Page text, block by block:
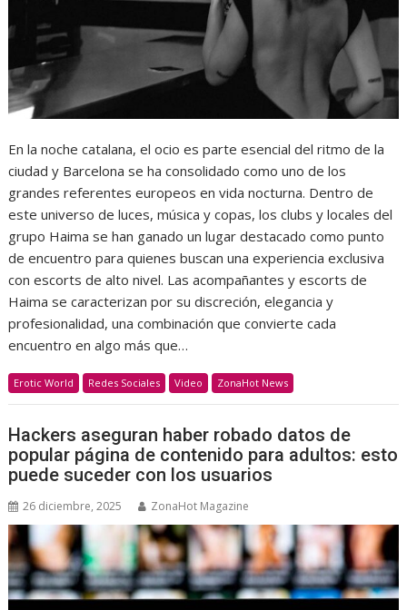
En la noche catalana, el ocio es parte esencial del ritmo de la
ciudad y Barcelona se ha consolidado como uno de los
grandes referentes europeos en vida nocturna. Dentro de
este universo de luces, música y copas, los clubs y locales del
grupo Haima se han ganado un lugar destacado como punto
de encuentro para quienes buscan una experiencia exclusiva
con escorts de alto nivel. Las acompañantes y escorts de
Haima se caracterizan por su discreción, elegancia y
profesionalidad, una combinación que convierte cada
encuentro en algo más que…
Erotic World Redes Sociales Video ZonaHot News
Hackers aseguran haber robado datos de
popular página de contenido para adultos: esto
puede suceder con los usuarios
26 diciembre, 2025 ZonaHot Magazine